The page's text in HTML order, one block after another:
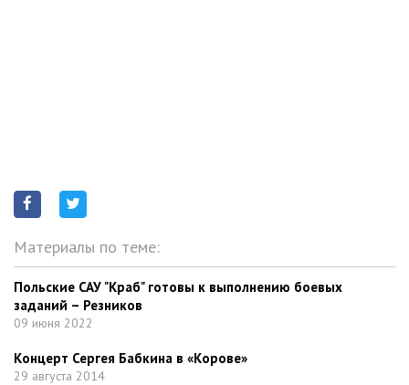
Материалы по теме:
Польские САУ "Краб" готовы к выполнению боевых
заданий – Резников
09 июня 2022
Концерт Сергея Бабкина в «Корове»
29 августа 2014